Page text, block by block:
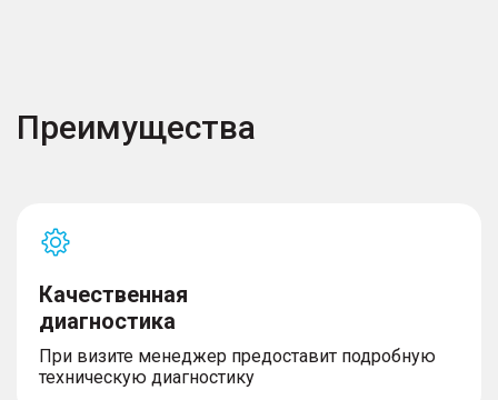
Преимущества
Качественная
диагностика
При визите менеджер предоставит подробную
техническую диагностику